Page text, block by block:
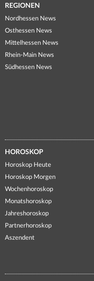
REGIONEN
Nordhessen News
Osthessen News
Mittelhessen News
Rhein-Main News
Südhessen News
HOROSKOP
Horoskop Heute
Horoskop Morgen
Wochenhoroskop
Monatshoroskop
Jahreshoroskop
Partnerhoroskop
Aszendent